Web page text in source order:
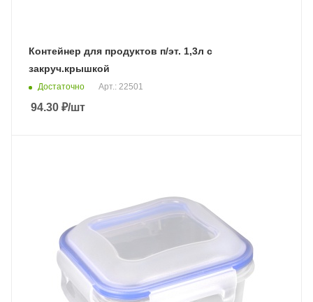
Контейнер для продуктов п/эт. 1,3л с
закруч.крышкой
Достаточно Арт.: 22501
94.30 ₽/шт